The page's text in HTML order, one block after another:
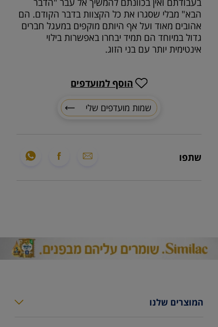
הבא" מבלי שסגרו את כל הקצוות בדבר הקודם. הם
אהובים מאוד ועל אף היותם מוקפים במעגל חברים
גדול במיוחד הם תמיד יבחרו באפשרות בילוי
אינטימית יותר עם בני הזוג.
שתפו
שמות מועדפים שלי
הוסף למועדפים
המוצרים שלנו